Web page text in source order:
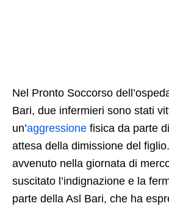
Nel Pronto Soccorso
Bari, due infermieri sono stati
un’aggressione fisica da parte
attesa della dimissione del
avvenuto nella giornata di
suscitato l’indignazione e la
parte della Asl Bari, che ha